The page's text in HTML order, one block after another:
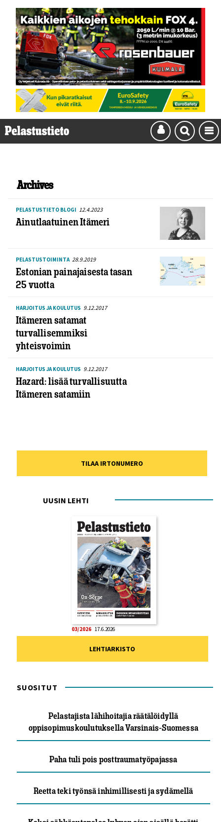
Archives
PELASTUSTIETO BLOGI 12.4.2023
Ainutlaatuinen Itämeri
PELASTUSTOIMINTA 28.9.2019
Estonian painajaisesta tasan
25 vuotta
HARJOITUS JA KOULUTUS 9.12.2017
Itämeren satamat
turvallisemmiksi
yhteisvoimin
HARJOITUS JA KOULUTUS 9.12.2017
Hazard: lisää turvallisuutta
Itämeren satamiin
TILAA IRTONUMERO
UUSIN LEHTI
03/2026 17.6.2026
LEHTIARKISTO
SUOSITUT
Pelastajista lähihoitajia räätälöidyllä
oppisopimuskoulutuksella Varsinais-Suomessa
Paha tuli pois posttraumatyöpajassa
Reetta teki työnsä inhimillisesti ja sydämellä